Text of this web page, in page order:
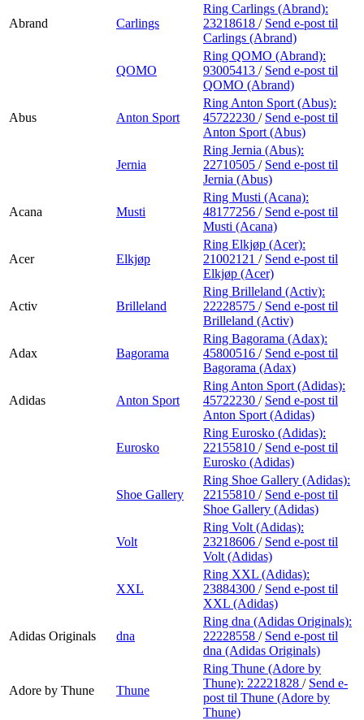
Abrand Carlings
Ring Carlings (Abrand):
23218618 / Send e-post til
Carlings (Abrand)
QOMO
Ring QOMO (Abrand):
93005413 / Send e-post til
QOMO (Abrand)
Abus Anton Sport
Ring Anton Sport (Abus):
45722230 / Send e-post til
Anton Sport (Abus)
Jernia
Ring Jernia (Abus):
22710505 / Send e-post til
Jernia (Abus)
Acana Musti
Ring Musti (Acana):
48177256 / Send e-post til
Musti (Acana)
Acer Elkjøp
Ring Elkjøp (Acer):
21002121 / Send e-post til
Elkjøp (Acer)
Activ Brilleland
Ring Brilleland (Activ):
22228575 / Send e-post til
Brilleland (Activ)
Adax Bagorama
Ring Bagorama (Adax):
45800516 / Send e-post til
Bagorama (Adax)
Adidas Anton Sport
Ring Anton Sport (Adidas):
45722230 / Send e-post til
Anton Sport (Adidas)
Eurosko
Ring Eurosko (Adidas):
22155810 / Send e-post til
Eurosko (Adidas)
Shoe Gallery
Ring Shoe Gallery (Adidas):
22155810 / Send e-post til
Shoe Gallery (Adidas)
Volt
Ring Volt (Adidas):
23218606 / Send e-post til
Volt (Adidas)
XXL
Ring XXL (Adidas):
23884300 / Send e-post til
XXL (Adidas)
Adidas Originals dna
Ring dna (Adidas Originals):
22228558 / Send e-post til
dna (Adidas Originals)
Adore by Thune Thune
Ring Thune (Adore by
Thune): 22221828 / Send e-
post til Thune (Adore by
Thune)